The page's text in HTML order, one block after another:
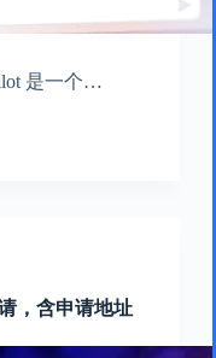
是一个…
，含申请地址